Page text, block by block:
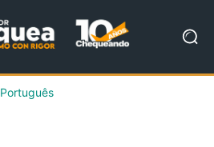
Português